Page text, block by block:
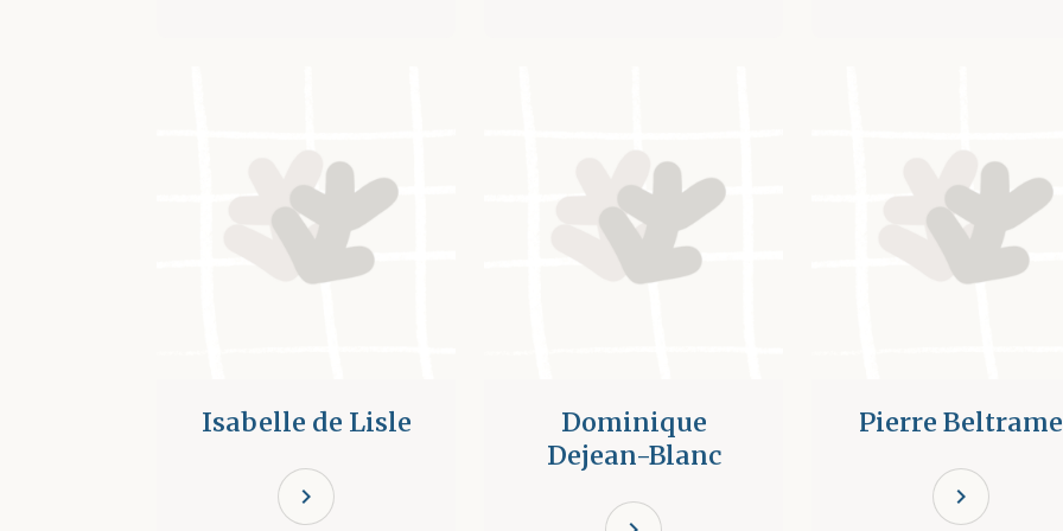
Isabelle de Lisle
chevron_right
Dominique
Dejean-Blanc
Pierre Beltrame
chevron_right